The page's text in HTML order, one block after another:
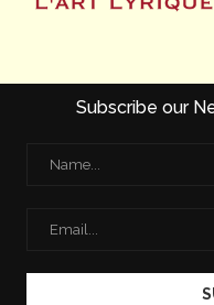
Subscribe our